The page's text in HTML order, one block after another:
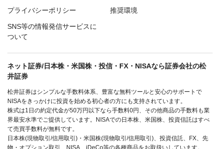
プライバシーポリシー 推奨環境
SNS等の情報発信サービスに
ついて
ネット証券/日本株・米国株・投信・FX・NISAなら証券会社の松
井証券
松井証券はシンプルな手数料体系、豊富な無料ツールと安心のサポートで
NISAをきっかけに投資を始める初心者の方にも支持されています。
株式は1日の約定代金が50万円以下なら手数料0円、その他商品の手数料も業
界最安水準でご提供しています。NISAでの日本株、米国株、投資信託はすべ
て売買手数料が無料です。
日本株(現物取引/信用取引)・米国株(現物取引/信用取引)、投資信託、FX、先